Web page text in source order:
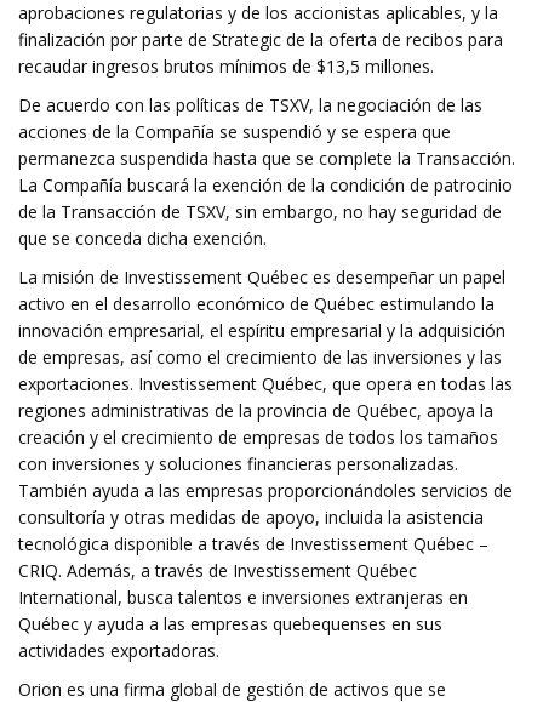
aprobaciones regulatorias y de los accionistas aplicables, y la
finalización por parte de Strategic de la oferta de recibos para
recaudar ingresos brutos mínimos de $13,5 millones.
De acuerdo con las políticas de TSXV, la negociación de las
acciones de la Compañía se suspendió y se espera que
permanezca suspendida hasta que se complete la Transacción.
La Compañía buscará la exención de la condición de patrocinio
de la Transacción de TSXV, sin embargo, no hay seguridad de
que se conceda dicha exención.
La misión de Investissement Québec es desempeñar un papel
activo en el desarrollo económico de Québec estimulando la
innovación empresarial, el espíritu empresarial y la adquisición
de empresas, así como el crecimiento de las inversiones y las
exportaciones. Investissement Québec, que opera en todas las
regiones administrativas de la provincia de Québec, apoya la
creación y el crecimiento de empresas de todos los tamaños
con inversiones y soluciones financieras personalizadas.
También ayuda a las empresas proporcionándoles servicios de
consultoría y otras medidas de apoyo, incluida la asistencia
tecnológica disponible a través de Investissement Québec –
CRIQ. Además, a través de Investissement Québec
International, busca talentos e inversiones extranjeras en
Québec y ayuda a las empresas quebequenses en sus
actividades exportadoras.
Orion es una firma global de gestión de activos que se